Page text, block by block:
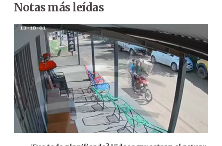
Notas más leídas